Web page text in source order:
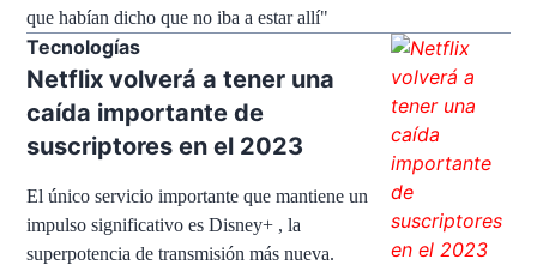
que habían dicho que no iba a estar allí"
Tecnologías
Netflix volverá a tener una
caída importante de
suscriptores en el 2023
El único servicio importante que mantiene un
impulso significativo es Disney+ , la
superpotencia de transmisión más nueva.